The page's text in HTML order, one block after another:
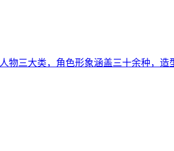
三大类，角色形象涵盖三十余种，造